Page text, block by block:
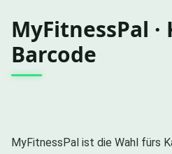
MyFitnessPal
Barcode
MyFitnessPal ist die Wahl fürs